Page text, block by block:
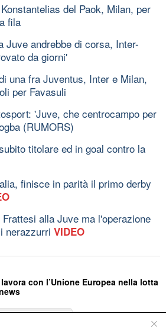
del Paok, Milan, per
fila
Juve andrebbe di corsa, Inter-
da giorni'
una fra Juventus, Inter e Milan,
per Favasuli
'Juve, che centrocampo per
(RUMORS)
titolare ed in goal contro la
finisce in parità il primo derby
alla Juve ma l'operazione
nerazzurri VIDEO
con l’Unione Europea nella lotta